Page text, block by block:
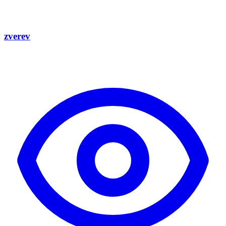
zverev